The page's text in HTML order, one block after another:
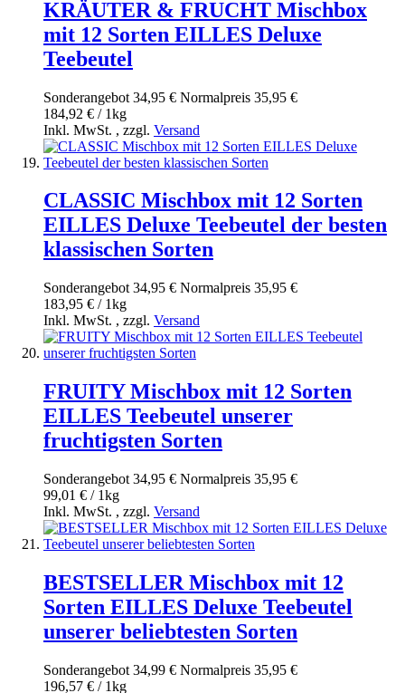
KRÄUTER & FRUCHT Mischbox
mit 12 Sorten EILLES Deluxe
Teebeutel
Sonderangebot 34,95 € Normal­preis 35,95 €
184,92 € / 1kg
Inkl. MwSt. , zzgl. Versand
CLASSIC Mischbox mit 12 Sorten
EILLES Deluxe Teebeutel der besten
klassischen Sorten
Sonderangebot 34,95 € Normal­preis 35,95 €
183,95 € / 1kg
Inkl. MwSt. , zzgl. Versand
FRUITY Mischbox mit 12 Sorten
EILLES Teebeutel unserer
fruchtigsten Sorten
Sonderangebot 34,95 € Normal­preis 35,95 €
99,01 € / 1kg
Inkl. MwSt. , zzgl. Versand
BESTSELLER Mischbox mit 12
Sorten EILLES Deluxe Teebeutel
unserer beliebtesten Sorten
Sonderangebot 34,99 € Normal­preis 35,95 €
196,57 € / 1kg